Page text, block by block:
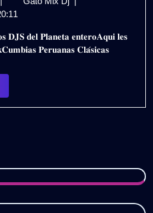
EXTENDED
2K25
|
𝐃𝐉𝐒 𝐝𝐞𝐥 𝐏𝐥𝐚𝐧𝐞𝐭𝐚 𝐞𝐧𝐭𝐞𝐫𝐨𝐀𝐪𝐮𝐢 𝐥𝐞𝐬
𝐏𝐞𝐫𝐮𝐚𝐧𝐚𝐬 𝐂𝐥𝐚́𝐬𝐢𝐜𝐚𝐬